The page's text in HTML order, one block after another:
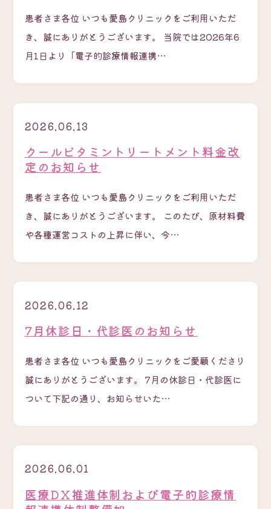
患者さま各位 いつも愛島クリニックをご利用いただ
き、誠にありがとうございます。 当院では2026年6
月1日より「電子的診療情報連携…
2026.06.13
クールビタミントリートメント料金改
定のお知らせ
患者さま各位 いつも愛島クリニックをご利用いただ
き、誠にありがとうございます。 このたび、原材料費
や各種運営コストの上昇に伴い、今…
2026.06.12
7月休診日・代診医のお知らせ
患者さま各位 いつも愛島クリニックをご愛顧くださり
誠にありがとうございます。 7月の休診日・代診医に
ついて下記の通り、お知らせいた…
2026.06.01
医療DX推進体制および電子的診療情